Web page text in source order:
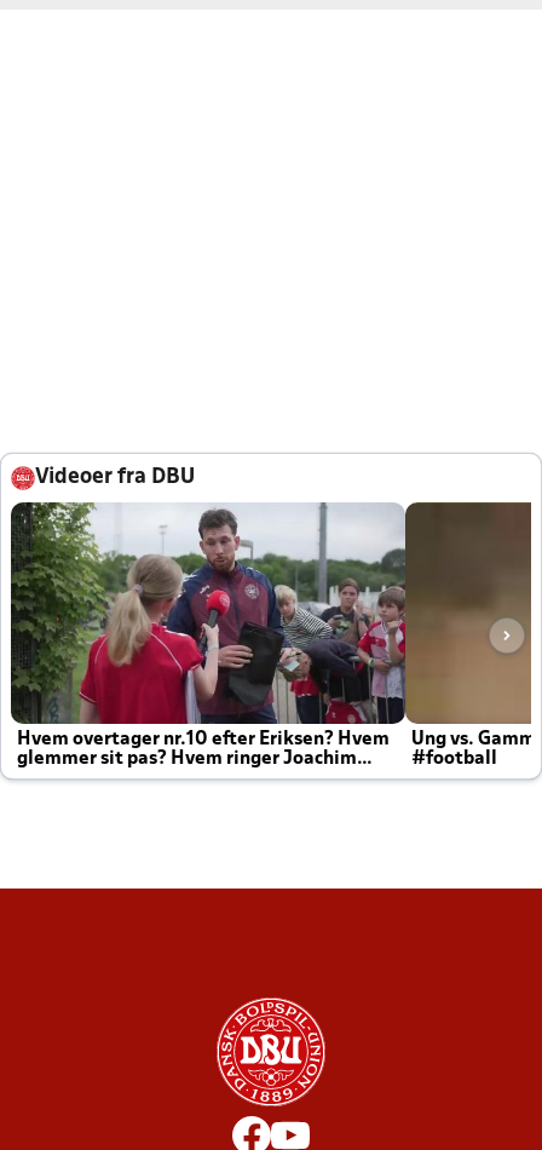
Videoer fra DBU
Hvem overtager nr.10 efter Eriksen? Hvem
glemmer sit pas? Hvem ringer Joachim
altid til efter kampe?
Ung vs.
#football